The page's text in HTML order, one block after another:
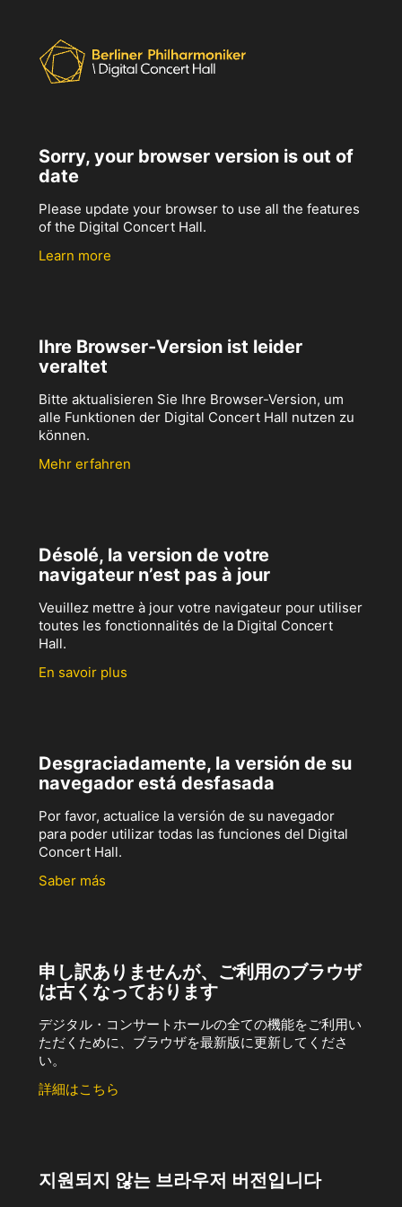
Sorry, your browser version is out of
date
Please update your browser to use all the features
of the Digital Concert Hall.
Learn more
Ihre Browser-Version ist leider
veraltet
Bitte aktualisieren Sie Ihre Browser-Version, um
alle Funktionen der Digital Concert Hall nutzen zu
können.
Mehr erfahren
Désolé, la version de votre
navigateur n’est pas à jour
Veuillez mettre à jour votre navigateur pour utiliser
toutes les fonctionnalités de la Digital Concert
Hall.
En savoir plus
Desgraciadamente, la versión de su
navegador está desfasada
Por favor, actualice la versión de su navegador
para poder utilizar todas las funciones del Digital
Concert Hall.
Saber más
申し訳ありませんが、ご利用のブラウザ
は古くなっております
デジタル・コンサートホールの全ての機能をご利用い
ただくために、ブラウザを最新版に更新してくださ
い。
詳細はこちら
지원되지 않는 브라우저 버전입니다